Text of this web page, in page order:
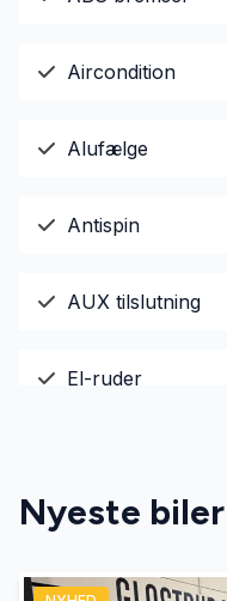
Aircondition
Alufælge
Antispin
AUX tilslutning
El-ruder
Fjernbetjent
Nyeste biler